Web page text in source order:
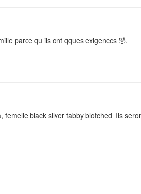
parce qu ils ont qques exigences 🤣.
black silver tabby blotched. Ils